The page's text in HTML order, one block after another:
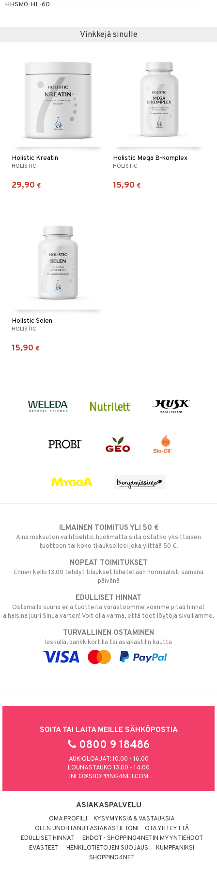
HHSM0-HL-60
Vinkkejä sinulle
Holistic Kreatin
HOLISTIC
29,90 €
Holistic Mega B-komplex
HOLISTIC
15,90 €
Holistic Selen
HOLISTIC
15,90 €
ILMAINEN TOIMITUS YLI 50 €
Aina maksuton vaihtoehto, huolimatta siitä ostatko yksittäisen
tuotteen tai koko tilauksellesi joka ylittää 50 €.
NOPEAT TOIMITUKSET
Ennen kello 13.00 tehdyt tilaukset lähetetään normaalisti samana
päivänä
EDULLISET HINNAT
Ostamalla suuria eriä tuotteita varastoomme voimme pitää hinnat
alhaisina juuri Sinua varten! Voit olla varma, että teet löytöjä sivuillamme.
TURVALLINEN OSTAMINEN
laskulla, pankkikortilla tai asiakastilin kautta
SOITA TAI LAITA MEILLE SÄHKÖPOSTIA
0800 9 18486
AUKIOLOAJAT: 10.00 - 16.00
LOUNASTAUKO 13.00 - 14.00
INFO@SHOPPING4NET.COM
ASIAKASPALVELU
OMA PROFIILI
KYSYMYKSIÄ & VASTAUKSIA
OLEN UNOHTANUT ASIAKASTIETONI
OTA YHTEYTTÄ
EDULLISET HINNAT
EHDOT - SHOPPING4NETIN MYYNTIEHDOT
EVÄSTEET
HENKILÖTIETOJEN SUOJAUS
KUMPPANIKSI
SHOPPING4NET